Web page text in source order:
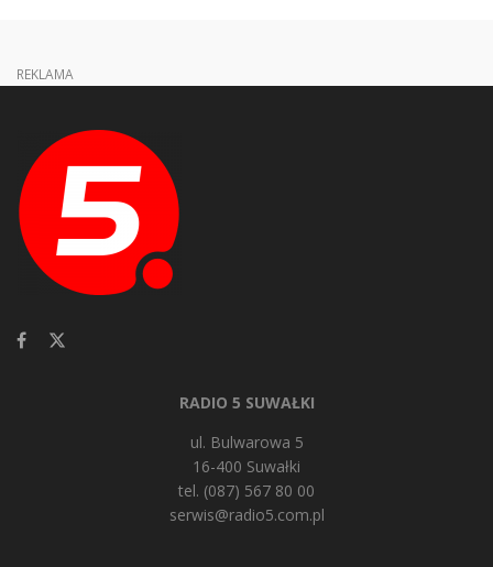
REKLAMA
RADIO 5 SUWAŁKI
ul. Bulwarowa 5
16-400 Suwałki
tel. (087) 567 80 00
serwis@radio5.com.pl